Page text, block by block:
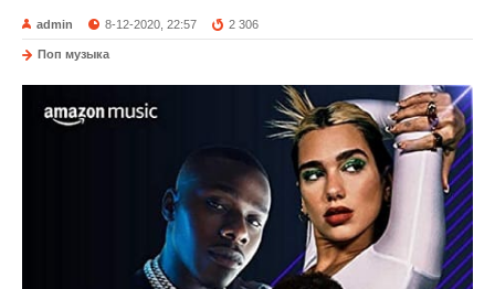
admin 8-12-2020, 22:57 2 306
Поп музыка